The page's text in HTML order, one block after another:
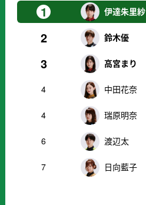
1 伊達朱里紗
2 鈴木優
3 高宮まり
4 中田花奈
4 瑞原明奈
6 渡辺太
7 日向藍子